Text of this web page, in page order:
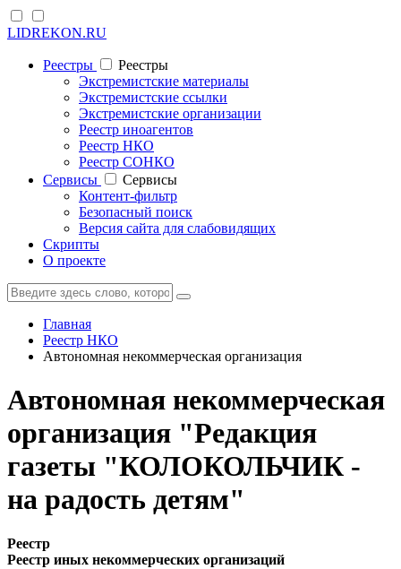
LIDREKON.RU
Реестры
Реестры
Экстремистские материалы
Экстремистские ссылки
Экстремистские организации
Реестр иноагентов
Реестр НКО
Реестр СОНКО
Cервисы
Cервисы
Контент-фильтр
Безопасный поиск
Версия сайта для слабовидящих
Скрипты
О проекте
Главная
Реестр НКО
Автономная некоммерческая организация
Автономная некоммерческая
организация "Редакция
газеты "КОЛОКОЛЬЧИК -
на радость детям"
Реестр
Реестр иных некоммерческих организаций